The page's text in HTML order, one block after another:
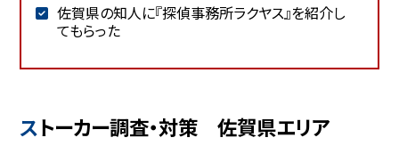
佐賀県の知人に『探偵事務所ラクヤス』を紹介し
てもらった
ストーカー調査・対策 佐賀県エリア